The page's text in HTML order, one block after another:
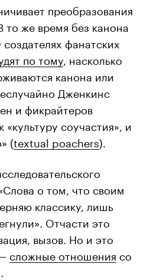
преобразования
то же время без канона
фанатских
по тому , насколько
канона или
Дженкинс
и фикрайтеров
соучастия», и
(textual poachers).
о том, что своим
классику, лишь
Отчасти это
вызов. Но и это
сложные отношения со